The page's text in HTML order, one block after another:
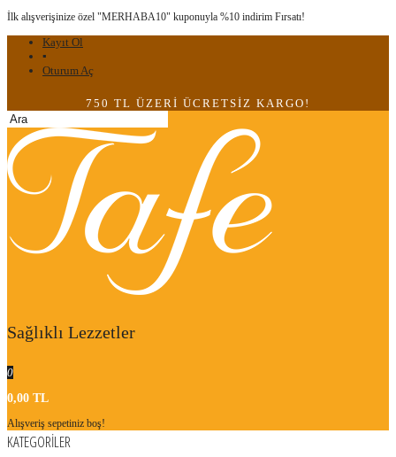
İlk alışverişinize özel "MERHABA10" kuponuyla %10 indirim Fırsatı!
Kayıt Ol
▪
Oturum Aç
750 TL ÜZERİ ÜCRETSİZ KARGO!
Sağlıklı Lezzetler
0
0,00 TL
Alışveriş sepetiniz boş!
KATEGORİLER